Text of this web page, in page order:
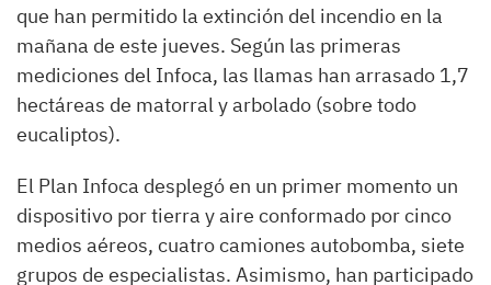
que han permitido la extinción del incendio en la
mañana de este jueves. Según las primeras
mediciones del Infoca, las llamas han arrasado 1,7
hectáreas de matorral y arbolado (sobre todo
eucaliptos).
El Plan Infoca desplegó en un primer momento un
dispositivo por tierra y aire conformado por cinco
medios aéreos, cuatro camiones autobomba, siete
grupos de especialistas. Asimismo, han participado